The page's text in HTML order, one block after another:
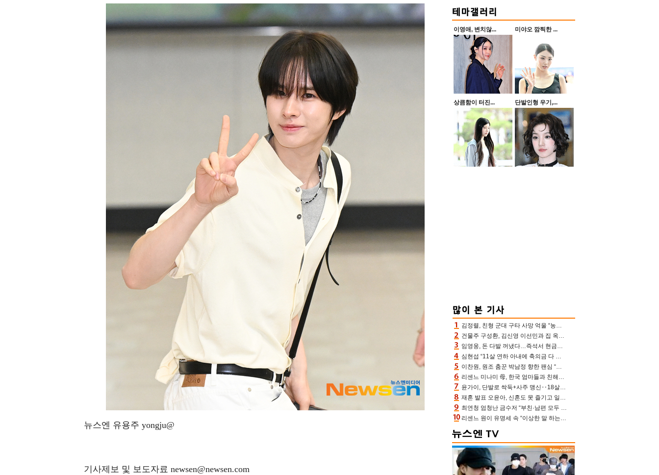
뉴스엔 유용주 yongju@
기사제보 및 보도자료 newsen@newsen.com
이영애, 변치않... 미야오 깜찍한 ...
상큼함이 터진... 단발인형 우기,...
김정렬, 친형 군대 구타 사망 억울 “농약사 처리, 범인 찾았지만…엄마는 이미 치매”(데이앤나잇)
건물주 구성환, 김신영 이선민과 집 옥상서 41만원 한우 파티 “화력이 성화봉송”(나혼산)
임영웅, 돈 다발 꺼냈다…즉석서 현금으로 수당 챙겨주는 ‘구단주’
심현섭 “11살 연하 아내에 축의금 다 뺏겨, 집도 아내 명의” (동치미)[결정적장면]
이찬원, 원조 춤꾼 박남정 향한 팬심 “어머님 잘 계시지” 폭소(불후)
리센느 미나미 母, 한국 엄마들과 친해진 비결=BTS “최애 정국 얘기로 통해”(전참시)
윤가이, 단발로 싹둑+사주 맹신‥18살 연상 ♥장기하 반한 엉뚱·열정 매력(전참시)
재혼 발표 오윤아, 신혼도 못 즐기고 일만 “발달장애 子도 취업 1년차, 연차 없어”
최연청 엄청난 금수저 “부친·남편 모두 판사, 국회의원·언론사 대표 집안”(아형)
리센느 원이 유명세 속 “이상한 말 하는 사람 가만두지 않아” 소속사 든든(전참시)[어제TV]